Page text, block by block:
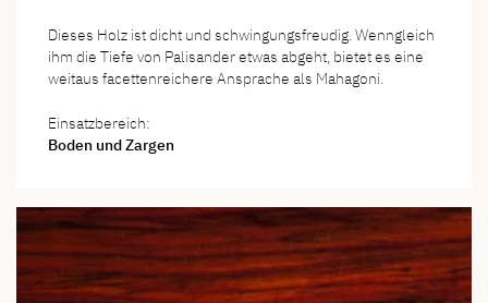
Dieses Holz ist dicht und schwingungsfreudig. Wenngleich
ihm die Tiefe von Palisander etwas abgeht, bietet es eine
weitaus facettenreichere Ansprache als Mahagoni.
Einsatzbereich:
Boden und Zargen